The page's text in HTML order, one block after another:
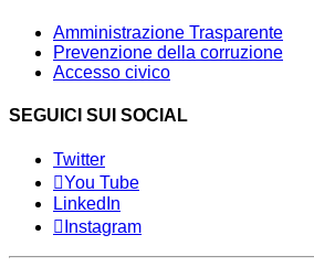
Amministrazione Trasparente
Prevenzione della corruzione
Accesso civico
SEGUICI SUI SOCIAL
Twitter
You Tube
LinkedIn
Instagram